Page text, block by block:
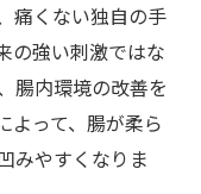
痛くない独自の手
の強い刺激ではな
腸内環境の改善を
よって、腸が柔ら
みやすくなりま